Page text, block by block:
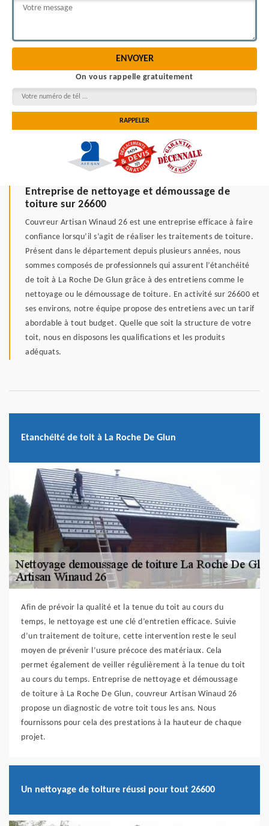
On vous rappelle gratuitement
Entreprise de nettoyage et démoussage de
toiture sur 26600
Couvreur Artisan Winaud 26 est une entreprise efficace à faire
confiance lorsqu’il s’agit de réaliser les traitements de toiture.
Présent dans le département depuis plusieurs années, nous
sommes composés de professionnels qui assurent l’étanchéité
de toit à La Roche De Glun grâce à des entretiens comme le
nettoyage ou le démoussage de toiture. En activité sur 26600 et
ses environs, notre équipe propose des entretiens avec un tarif
abordable à tout budget. Quelle que soit la structure de votre
toit, nous en disposons les qualifications et les produits
adéquats.
Etanchéité de toit à La Roche De Glun
Afin de prévoir la qualité et la tenue du toit au cours du
temps, le nettoyage est une clé d’entretien efficace. Suivie
d’un traitement de toiture, cette intervention reste le seul
moyen de prévenir l’usure précoce des matériaux. Cela
permet également de veiller régulièrement à la tenue du toit
au cours du temps. Entreprise de nettoyage et démoussage
de toiture à La Roche De Glun, couvreur Artisan Winaud 26
propose un diagnostic de votre toit tous les ans. Nous
fournissons pour cela des prestations à la hauteur de chaque
projet.
Un nettoyage de toiture réussi pour tout 26600